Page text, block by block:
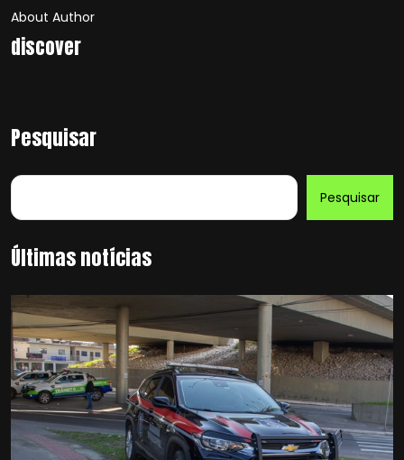
About Author
discover
Pesquisar
Pesquisar
Últimas notícias